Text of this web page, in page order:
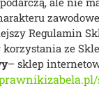
Regulamin
ze
– sklep